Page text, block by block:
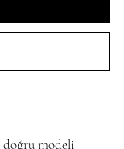
doğru modeli